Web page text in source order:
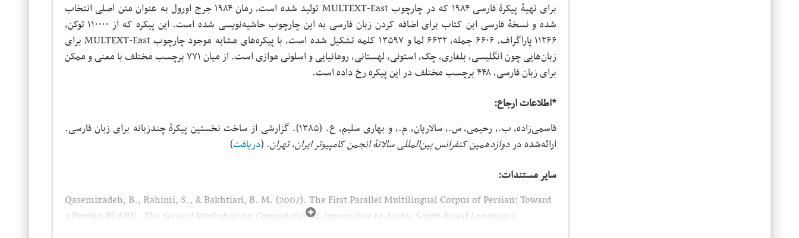
برای تهیهٔ پیکرهٔ فارسی ۱۹۸۴ که در چارچوب MULTEXT-East تولید شده است، رمان ۱۹۸۴ جرج اورول به عنوان متن اصلی انتخاب
شده و نسخهٔ فارسی این کتاب برای اضافه کردن زبان فارسی به این چارچوب حاشیه‌نویسی شده است. این پیکره که از ۱۱۰۰۰۰ توکن،
۱۱۲۶۶ پاراگراف، ۶۶۰۶ جمله، ۶۶۳۲ لما و ۱۳۵۹۷ کلمه تشکیل شده است، با پیکره‌های مشابه موجود چارچوب MULTEXT-East برای
زبان‌هایی چون انگلیسی، بلغاری، چک، استونی، لهستانی، رومانیایی و اسلونی موازی است. از میان ۷۷۱ برچسب مختلف با معنی و ممکن
برای زبان فارسی، ۴۴۸ برچسب مختلف در این پیکره رخ داده است.
*اطلاعات ارجاع:
قاسمی‌زاده، ب.، رحیمی، س.، سالاریان، م.، و بهاری سلیم، ع. (۱٣٨۵). گزارشی از ساخت نخستین پیکرهٔ چندزبانه برای زبان فارسی.
ارائه‌شده دردوازدهمین کنفرانس بین‌المللی سالانهٔ انجمن کامپیوتر ایران، تهران. (دریافت)
سایر مستندات:
Qasemizadeh, B.‎, Rahimi, S.‎, & Bakhtiari, B.‎ M.‎ (2007)‎.‎ The First Parallel Multilingual Corpus of Persian: Toward
a Persian BLARK.‎ The Second Workshop on Computational Approaches to Arabic Script-based Languages,